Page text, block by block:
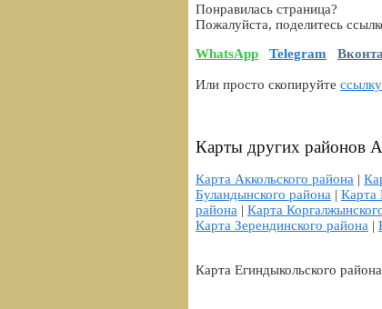
Понравилась страница?
Пожалуйста, поделитесь
WhatsApp
Telegram
Или просто скопируйте ссылку
Карты других районов
Карта Аккольского района |
Буландынского района | Карта
района | Карта
Карта Зерендинского района |
Карта Егиндыкольского